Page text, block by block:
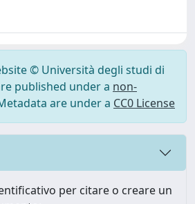
© Università degli studi di
published under a non-
are under a CC0 License
per citare o creare un